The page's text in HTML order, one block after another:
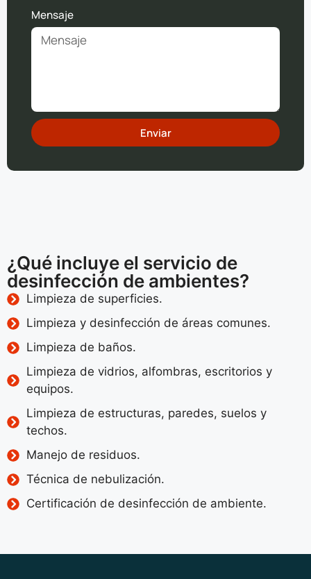
Mensaje
Enviar
¿Qué incluye el servicio de
desinfección de ambientes?
Limpieza de superficies.
Limpieza y desinfección de áreas comunes.
Limpieza de baños.
Limpieza de vidrios, alfombras, escritorios y
equipos.
Limpieza de estructuras, paredes, suelos y
techos.
Manejo de residuos.
Técnica de nebulización.
Certificación de desinfección de ambiente.